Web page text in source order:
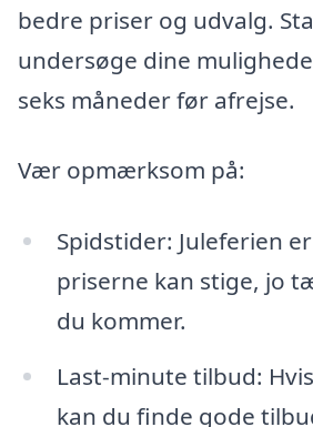
bedre priser og udvalg.
undersøge dine
seks måneder før afrejse.
Vær opmærksom på:
Spidstider: Juleferien
priserne kan stige, jo
du kommer.
Last-minute tilbud:
kan du finde gode